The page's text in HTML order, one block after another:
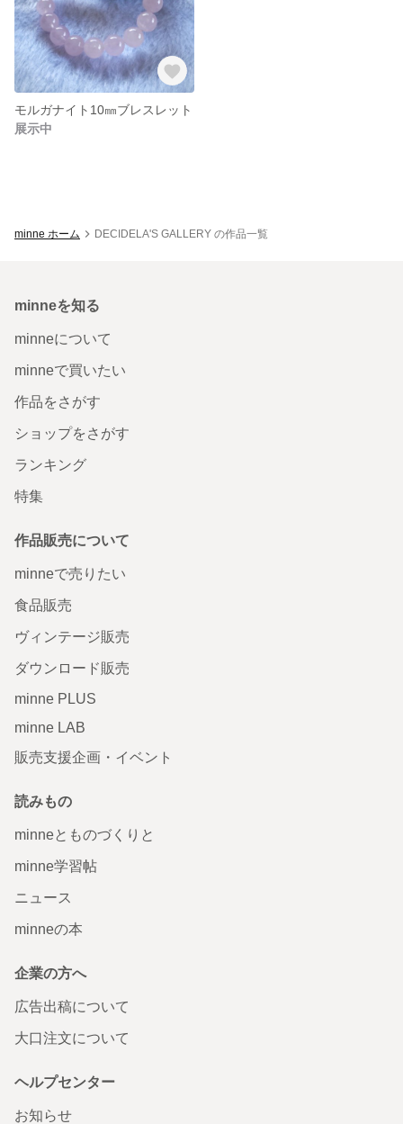
モルガナイト10㎜ブレスレット
展示中
minne ホーム DECIDELA'S GALLERY の作品一覧
minneを知る
minneについて
minneで買いたい
作品をさがす
ショップをさがす
ランキング
特集
作品販売について
minneで売りたい
食品販売
ヴィンテージ販売
ダウンロード販売
minne PLUS
minne LAB
販売支援企画・イベント
読みもの
minneとものづくりと
minne学習帖
ニュース
minneの本
企業の方へ
広告出稿について
大口注文について
ヘルプセンター
お知らせ